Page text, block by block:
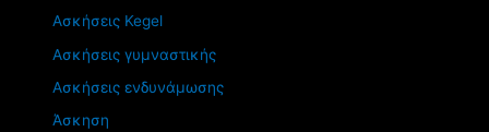
Ασκήσεις Kegel
Ασκήσεις γυμναστικής
Ασκήσεις ενδυνάμωσης
Άσκηση